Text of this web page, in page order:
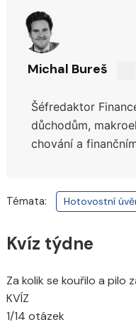
Michal Bureš
X
Šéfredaktor
důchodům,
chování a
Témata: Hotovostní
Kvíz týdne
Za kolik se kouřilo a pilo
KVÍZ
1/14 otázek